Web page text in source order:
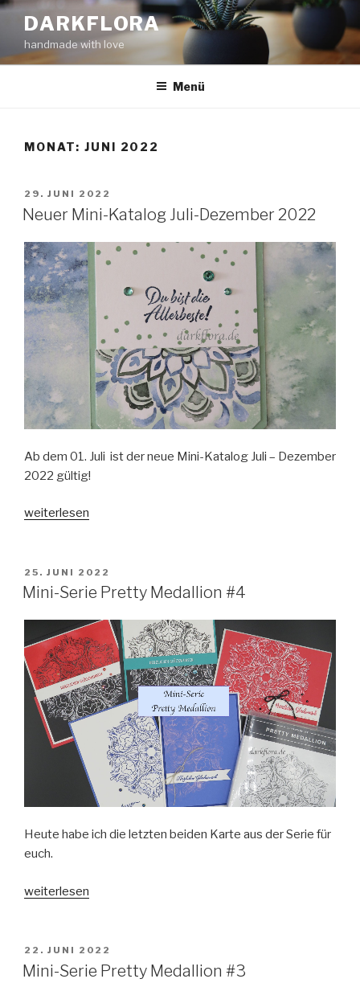
Zum
Inhalt
springen
DARKFLORA
handmade with love
Menü
MONAT: JUNI 2022
VERÖFFENTLICHT
AM
29. JUNI 2022
Neuer Mini-Katalog Juli-Dezember 2022
Ab dem 01. Juli ist der neue Mini-Katalog Juli – Dezember
2022 gültig!
„Neuer
Juli-
Dezember
weiterlesen
VERÖFFENTLICHT
AM
25. JUNI 2022
Mini-Serie Pretty Medallion #4
Heute habe ich die letzten beiden Karte aus der Serie für
euch.
„Mini-
Medallion
#4“
weiterlesen
VERÖFFENTLICHT
AM
22. JUNI 2022
Mini-Serie Pretty Medallion #3